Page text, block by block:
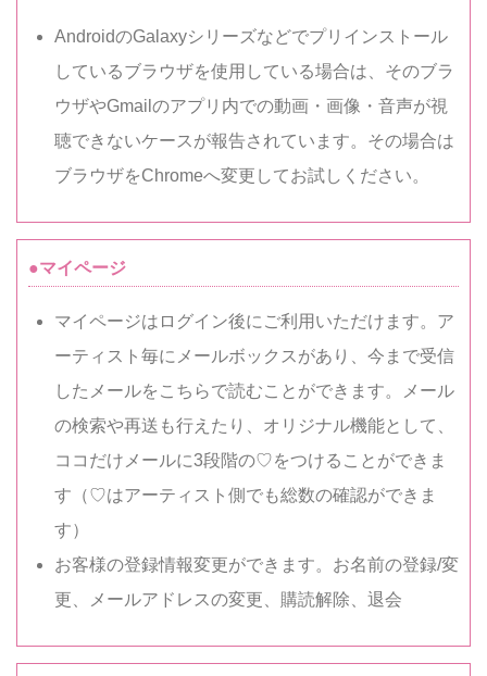
AndroidのGalaxyシリーズなどでプリインストール
しているブラウザを使用している場合は、そのブラ
ウザやGmailのアプリ内での動画・画像・音声が視
聴できないケースが報告されています。その場合は
ブラウザをChromeへ変更してお試しください。
●マイページ
マイページはログイン後にご利用いただけます。ア
ーティスト毎にメールボックスがあり、今まで受信
したメールをこちらで読むことができます。メール
の検索や再送も行えたり、オリジナル機能として、
ココだけメールに3段階の♡をつけることができま
す（♡はアーティスト側でも総数の確認ができま
す）
お客様の登録情報変更ができます。お名前の登録/変
更、メールアドレスの変更、購読解除、退会